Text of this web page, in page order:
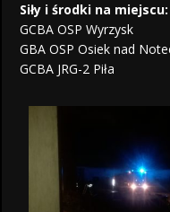
Siły i środki na miejscu:
GCBA OSP Wyrzysk
GBA OSP Osiek nad
GCBA JRG-2 Piła